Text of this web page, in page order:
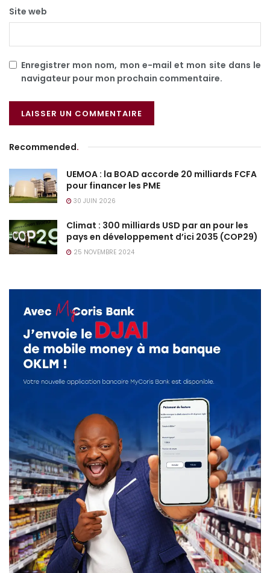
Site web
Enregistrer mon nom, mon e-mail et mon site dans le
navigateur pour mon prochain commentaire.
Recommended.
UEMOA : la BOAD accorde 20 milliards FCFA
pour financer les PME
30 JUIN 2026
Climat : 300 milliards USD par an pour les
pays en développement d’ici 2035 (COP29)
25 NOVEMBRE 2024